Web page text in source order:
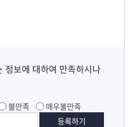
정보에 대하여 만족하시나
불만족 매우불만족